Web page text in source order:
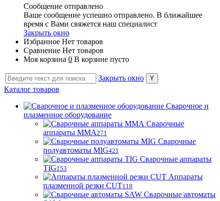
Сообщение отправлено
Ваше сообщение успешно отправлено. В ближайшее
время с Вами свяжется наш специалист
Закрыть окно
Избранное Нет товаров
Сравнение Нет товаров
Моя корзина 0 В корзине пусто
Закрыть окно
Каталог товаров
Сварочное и
плазменное оборудование
Сварочные
аппараты MMA271
Сварочные
полуавтоматы MIG421
Сварочные аппараты
TIG153
Аппараты
плазменной резки CUT118
Сварочные автоматы